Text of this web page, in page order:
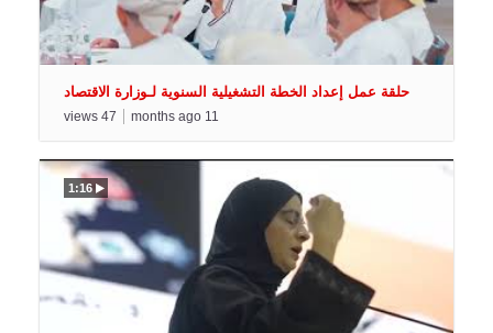
حلقة عمل إعداد الخطة التشغيلية السنوية لـوزارة الاقتصاد
لعام 2026م
47
views 11
months ago
1:16